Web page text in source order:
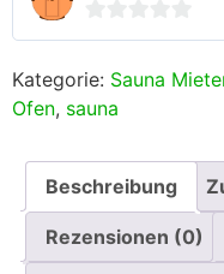
0
Kategorie: Sauna
Ofen, sauna
Beschreibung
Rezensionen (0)